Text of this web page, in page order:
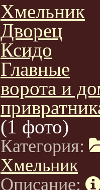
Хмельник
Дворец
Ксидо
Главные
ворота и
(1 фото)
Категория:
Хмельник
Описание: